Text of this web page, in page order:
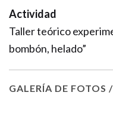
Actividad
Taller teórico
bombón, helado”
GALERÍA DE FOTOS /